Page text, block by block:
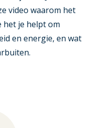
video waarom het
het je helpt om
en energie, en wat